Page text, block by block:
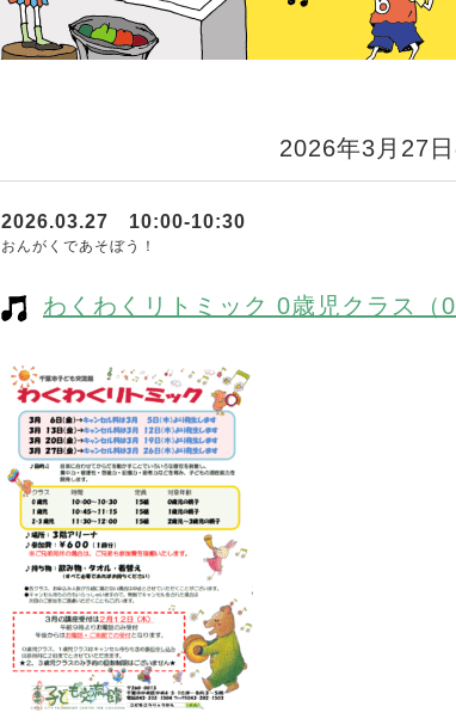
2026年3月27
わくわくリトミック 0歳児クラス（
2026.03.27 10:00-10:30
おんがくであそぼう！